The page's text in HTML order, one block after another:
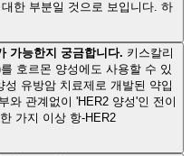
한 부분일 것으로 보입니다. 하
가능한지 궁금합니다. 키스칼리
호르몬 양성에도 사용할 수 있
유방암 치료제로 개발된 약입
와 관계없이 'HER2 양성'인 전이
가지 이상 항-HER2